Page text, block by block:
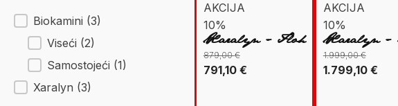
New Facet
Biokamini (3)
Viseći (2)
Samostojeći (1)
Xaralyn (3)
AKCIJA
10%
Xaralyn - Floh
879,00€
Izvorna
791,10 €Trenutna
AKCIJA
10%
Xaralyn -
1.999,00€
Izvorna
1.799,10 €